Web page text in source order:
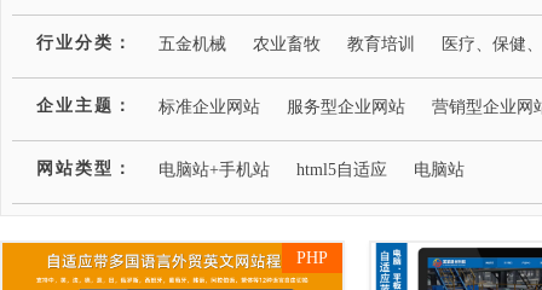
行业分类： 五金机械 农业畜牧 教育培训 医疗、保健
企业主题： 标准企业网站 服务型企业网站 营销型企业网
网站类型： 电脑站+手机站 html5自适应 电脑站
PHP